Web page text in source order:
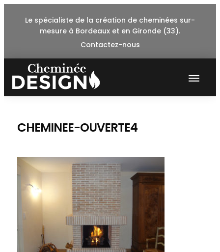
Le spécialiste de la création de cheminées sur-
mesure à Bordeaux et en Gironde (33).
Contactez-nous
CHEMINEE-OUVERTE4